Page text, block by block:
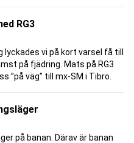
RG3
vi på kort varsel få till
på fjädring. Mats på RG3
”på väg” till mx-SM i Tibro.
på banan. Därav är banan